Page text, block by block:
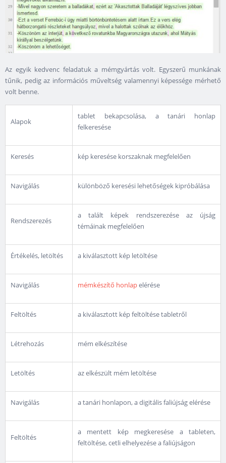
Az egyik kedvenc feladatuk a mémgyártás volt. Egyszerű munkának
tűnik, pedig az információs műveltség valamennyi képessége mérhető
volt benne.
Alapok
tablet bekapcsolása, a tanári honlap
felkeresése
Keresés kép keresése korszaknak megfelelően
Navigálás különböző keresési lehetőségek kipróbálása
Rendszerezés
a talált képek rendszerezése az újság
témáinak megfelelően
Értékelés, letöltés a kiválasztott kép letöltése
Navigálás mémkészítő honlapelérése
Feltöltés a kiválasztott kép feltöltése tabletről
Létrehozás mém elkészítése
Letöltés az elkészült mém letöltése
Navigálás a tanári honlapon, a digitális faliújság elérése
Feltöltés
a mentett kép megkeresése a tableten,
feltöltése, cetli elhelyezése a faliújságon